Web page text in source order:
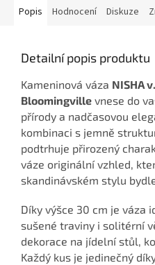
Popis Hodnocení Diskuze
Detailní popis produktu
Kameninová váza NISHA
Bloomingville vnese do
přírody a nadčasovou
kombinaci s jemně
podtrhuje přirozený
váze originální vzhled,
skandinávském stylu
Díky výšce 30 cm je váza
sušené traviny i solitérní
dekorace na jídelní stůl,
Každý kus je jedinečný